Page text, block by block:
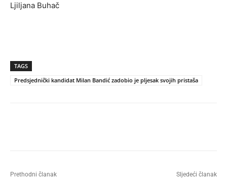
Ljiljana Buhač
TAGS
Predsjednički kandidat Milan Bandić zadobio je pljesak svojih pristaša
Prethodni članak Sljedeći članak